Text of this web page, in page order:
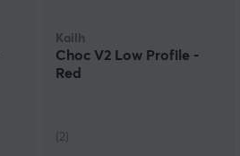
Kailh
Choc V2 Low Profile -
Red
(2)